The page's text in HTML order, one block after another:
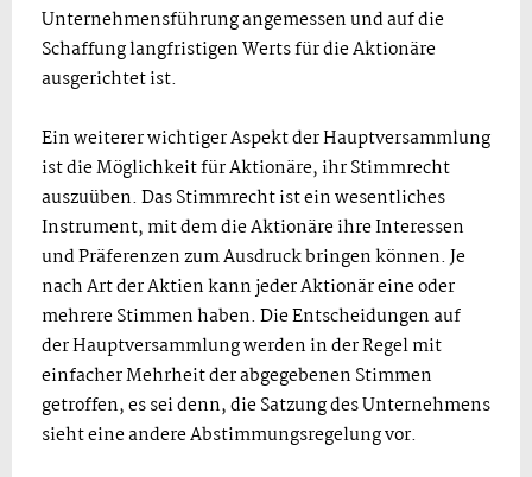
Unternehmensführung angemessen und auf die
Schaffung langfristigen Werts für die Aktionäre
ausgerichtet ist.
Ein weiterer wichtiger Aspekt der Hauptversammlung
ist die Möglichkeit für Aktionäre, ihr Stimmrecht
auszuüben. Das Stimmrecht ist ein wesentliches
Instrument, mit dem die Aktionäre ihre Interessen
und Präferenzen zum Ausdruck bringen können. Je
nach Art der Aktien kann jeder Aktionär eine oder
mehrere Stimmen haben. Die Entscheidungen auf
der Hauptversammlung werden in der Regel mit
einfacher Mehrheit der abgegebenen Stimmen
getroffen, es sei denn, die Satzung des Unternehmens
sieht eine andere Abstimmungsregelung vor.